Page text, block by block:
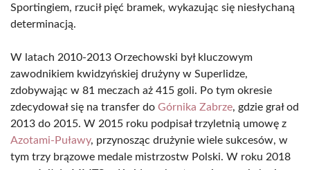
Sportingiem, rzucił pięć bramek, wykazując się niesłychaną
determinacją.
W latach 2010-2013 Orzechowski był kluczowym
zawodnikiem kwidzyńskiej drużyny w Superlidze,
zdobywając w 81 meczach aż 415 goli. Po tym okresie
zdecydował się na transfer do Górnika Zabrze, gdzie grał od
2013 do 2015. W 2015 roku podpisał trzyletnią umowę z
Azotami-Puławy, przynosząc drużynie wiele sukcesów, w
tym trzy brązowe medale mistrzostw Polski. W roku 2018